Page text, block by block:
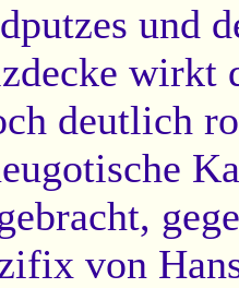
und
wirkt
deutlich
von